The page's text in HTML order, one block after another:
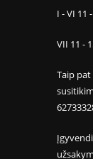
I - VI 11
VII 11 -
Taip